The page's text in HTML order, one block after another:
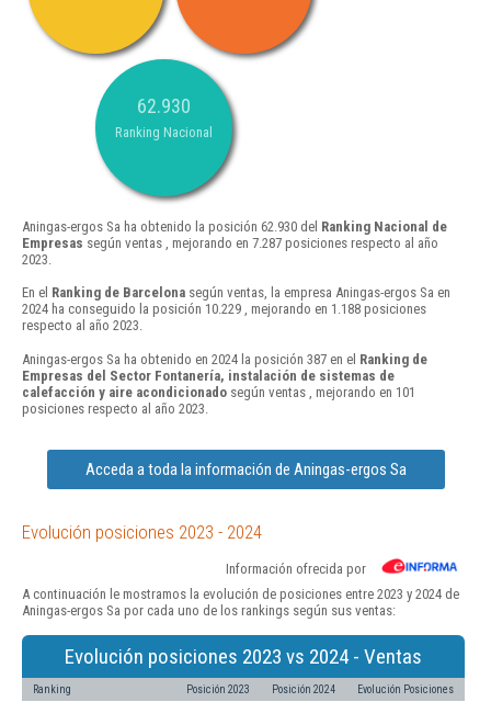
62.930
Ranking Nacional
Aningas-ergos Sa ha obtenido la posición 62.930 del Ranking Nacional de
Empresas según ventas , mejorando en 7.287 posiciones respecto al año
2023.
En el Ranking de Barcelona según ventas, la empresa Aningas-ergos Sa en
2024 ha conseguido la posición 10.229 , mejorando en 1.188 posiciones
respecto al año 2023.
Aningas-ergos Sa ha obtenido en 2024 la posición 387 en el Ranking de
Empresas del Sector Fontanería, instalación de sistemas de
calefacción y aire acondicionado según ventas , mejorando en 101
posiciones respecto al año 2023.
Acceda a toda la información de Aningas-ergos Sa
Evolución posiciones 2023 - 2024
Información ofrecida por
A continuación le mostramos la evolución de posiciones entre 2023 y 2024 de
Aningas-ergos Sa por cada uno de los rankings según sus ventas:
Evolución posiciones 2023 vs 2024 - Ventas
Ranking Posición 2023 Posición 2024 Evolución Posiciones